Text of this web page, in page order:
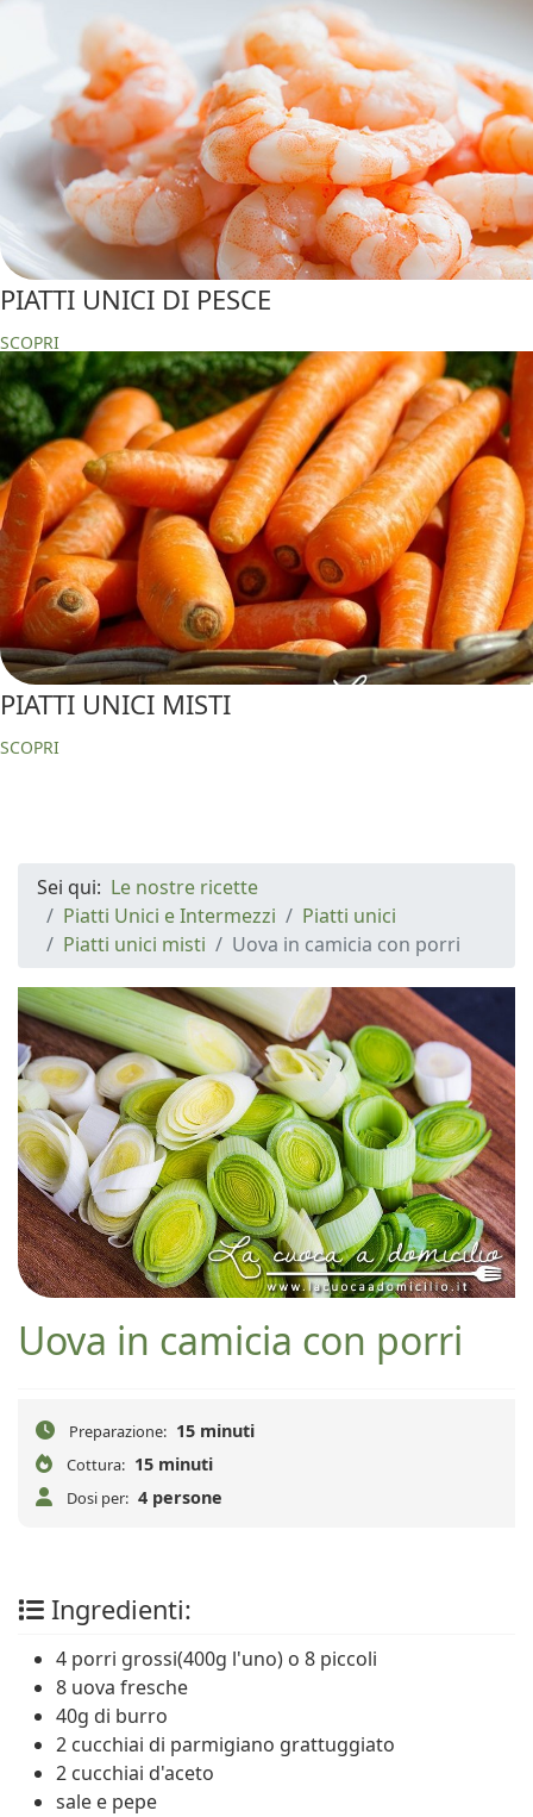
PIATTI UNICI DI PESCE
SCOPRI
PIATTI UNICI MISTI
SCOPRI
Sei qui: Le nostre ricette
Piatti Unici e Intermezzi
Piatti unici
Piatti unici misti
Uova in camicia con porri
Uova in camicia con porri
Preparazione: 15 minuti
Cottura: 15 minuti
Dosi per: 4 persone
Ingredienti:
4 porri grossi(400g l'uno) o 8 piccoli
8 uova fresche
40g di burro
2 cucchiai di parmigiano grattuggiato
2 cucchiai d'aceto
sale e pepe